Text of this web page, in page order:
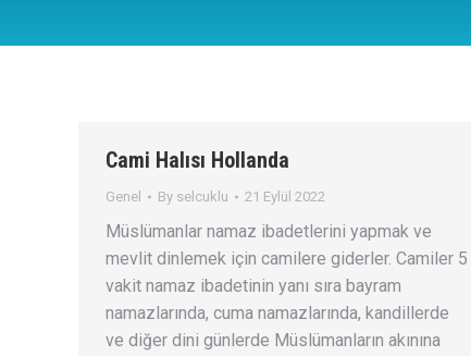
Cami Halısı Hollanda
Genel By selcuklu 21 Eylül 2022
Müslümanlar namaz ibadetlerini yapmak ve
mevlit dinlemek için camilere giderler. Camiler 5
vakit namaz ibadetinin yanı sıra bayram
namazlarında, cuma namazlarında, kandillerde
ve diğer dini günlerde Müslümanların akınına